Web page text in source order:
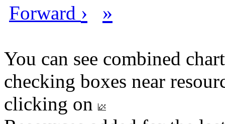
Forward › »
You can see combined
checking boxes near
clicking on